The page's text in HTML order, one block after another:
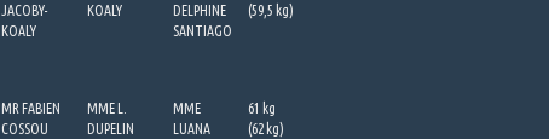
JACOBY-
KOALY
KOALY
DELPHINE
SANTIAGO
(59,5 kg)
MR FABIEN
COSSOU
MME L.
DUPELIN
MME
LUANA
61 kg
(62 kg)